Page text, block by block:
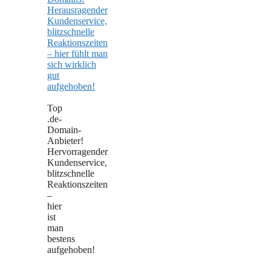
Top
.de-
Domain-
Anbieter!
Hervorragender
Kundenservice,
blitzschnelle
Reaktionszeiten
–
hier
ist
man
bestens
aufgehoben!